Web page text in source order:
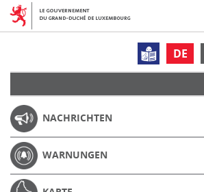
DE
NACHRICHTEN
WARNUNGEN